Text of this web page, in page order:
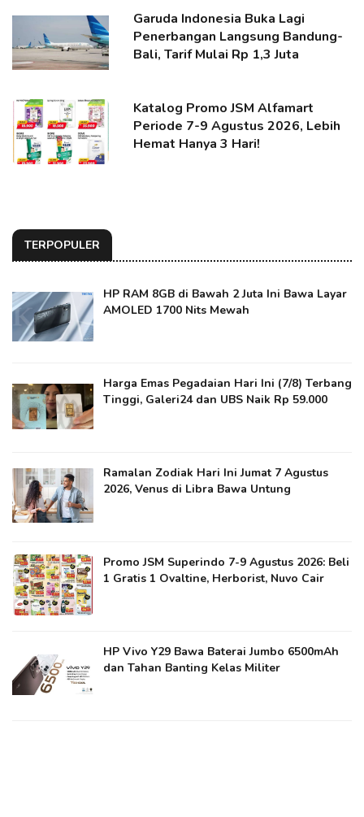
Garuda Indonesia Buka Lagi
Penerbangan Langsung Bandung-
Bali, Tarif Mulai Rp 1,3 Juta
Katalog Promo JSM Alfamart
Periode 7-9 Agustus 2026, Lebih
Hemat Hanya 3 Hari!
TERPOPULER
HP RAM 8GB di Bawah 2 Juta Ini Bawa Layar
AMOLED 1700 Nits Mewah
Harga Emas Pegadaian Hari Ini (7/8) Terbang
Tinggi, Galeri24 dan UBS Naik Rp 59.000
Ramalan Zodiak Hari Ini Jumat 7 Agustus
2026, Venus di Libra Bawa Untung
Promo JSM Superindo 7-9 Agustus 2026: Beli
1 Gratis 1 Ovaltine, Herborist, Nuvo Cair
HP Vivo Y29 Bawa Baterai Jumbo 6500mAh
dan Tahan Banting Kelas Militer